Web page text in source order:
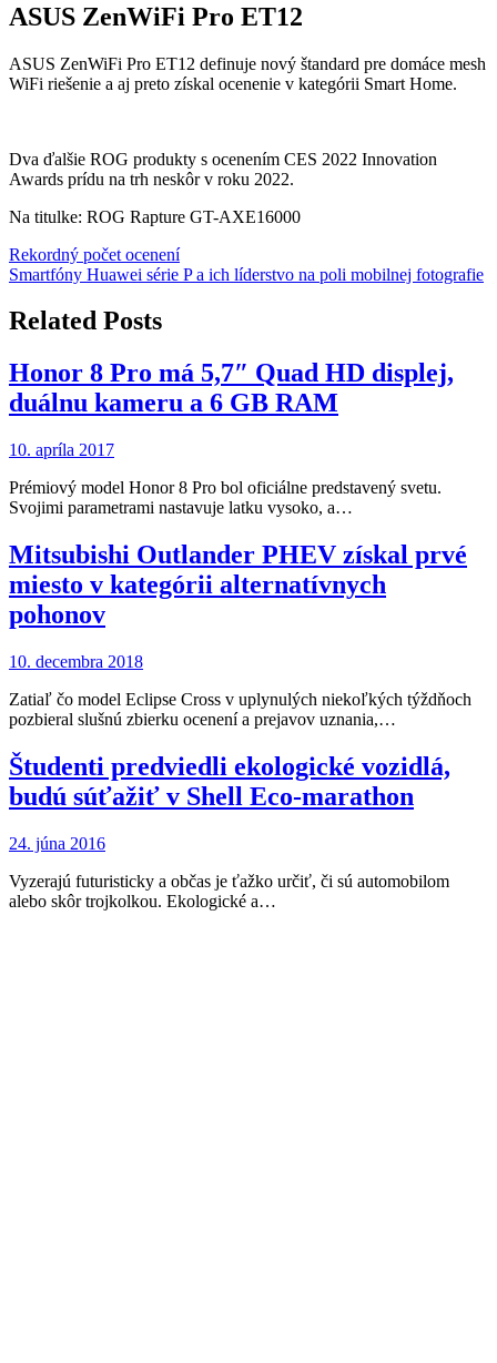
ASUS ZenWiFi Pro ET12
ASUS ZenWiFi Pro ET12 definuje nový štandard pre domáce mesh
WiFi riešenie a aj preto získal ocenenie v kategórii Smart Home.
Dva ďalšie ROG produkty s ocenením CES 2022 Innovation
Awards prídu na trh neskôr v roku 2022.
Na titulke: ROG Rapture GT-AXE16000
Navigácia
v
článku
Rekordný počet ocenení
Smartfóny Huawei série P a ich líderstvo na poli mobilnej fotografie
Related Posts
Honor 8 Pro má 5,7″ Quad HD displej,
duálnu kameru a 6 GB RAM
10. apríla 2017
Prémiový model Honor 8 Pro bol oficiálne predstavený svetu.
Svojimi parametrami nastavuje latku vysoko, a…
Mitsubishi Outlander PHEV získal prvé
miesto v kategórii alternatívnych
pohonov
10. decembra 2018
Zatiaľ čo model Eclipse Cross v uplynulých niekoľkých týždňoch
pozbieral slušnú zbierku ocenení a prejavov uznania,…
Študenti predviedli ekologické vozidlá,
budú súťažiť v Shell Eco-marathon
24. júna 2016
Vyzerajú futuristicky a občas je ťažko určiť, či sú automobilom
alebo skôr trojkolkou. Ekologické a…